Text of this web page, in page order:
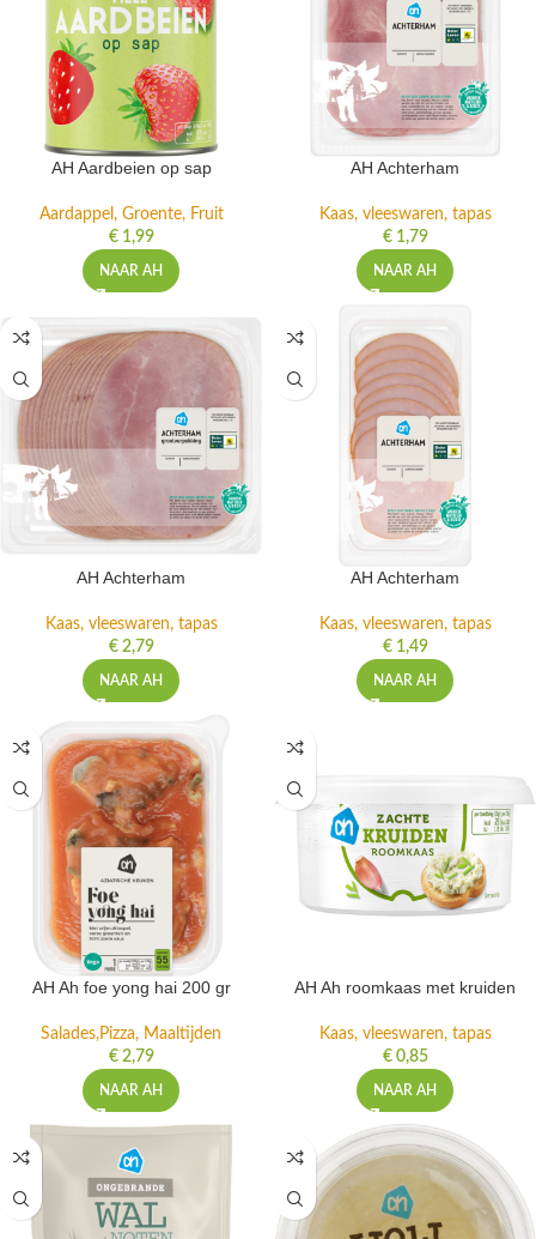
AH Aardbeien op sap
Aardappel, Groente, Fruit
€1,99
NAAR AH
AH Achterham
Kaas, vleeswaren, tapas
€1,79
NAAR AH
AH Achterham
Kaas, vleeswaren, tapas
€2,79
NAAR AH
AH Achterham
Kaas, vleeswaren, tapas
€1,49
NAAR AH
AH Ah foe yong hai 200 gr
Salades,Pizza, Maaltijden
€2,79
NAAR AH
AH Ah roomkaas met kruiden
Kaas, vleeswaren, tapas
€0,85
NAAR AH